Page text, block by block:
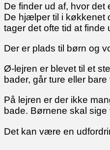
De finder ud af, hvor det
De hjælper til i køkkenet
tager det ofte tid at finde
Der er plads til børn og
Ø-lejren er blevet til et
bader, går ture eller
På lejren er der ikke
bade. Børnene skal
Det kan være en